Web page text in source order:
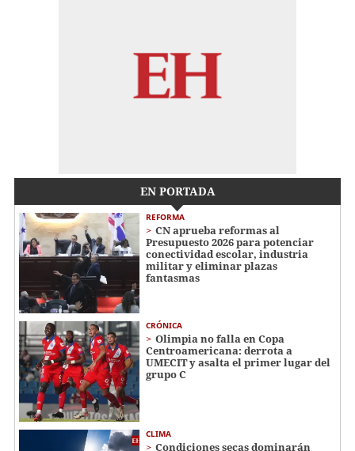
EN PORTADA
REFORMA
CN aprueba reformas al
Presupuesto 2026 para potenciar
conectividad escolar, industria
militar y eliminar plazas
fantasmas
CRÓNICA
Olimpia no falla en Copa
Centroamericana: derrota a
UMECIT y asalta el primer lugar del
grupo C
CLIMA
Condiciones secas dominarán